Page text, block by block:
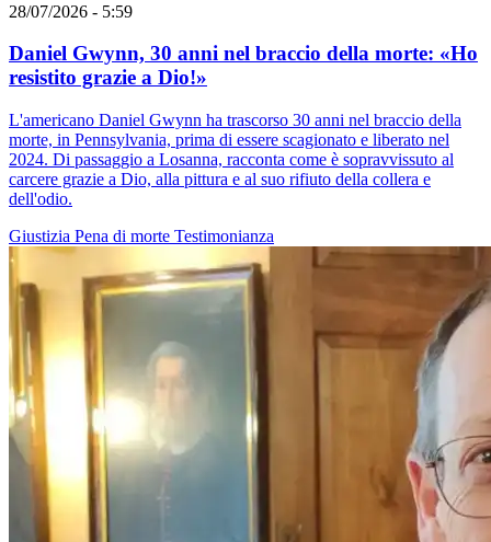
28/07/2026 - 5:59
Daniel Gwynn, 30 anni nel braccio della morte: «Ho
resistito grazie a Dio!»
L'americano Daniel Gwynn ha trascorso 30 anni nel braccio della
morte, in Pennsylvania, prima di essere scagionato e liberato nel
2024. Di passaggio a Losanna, racconta come è sopravvissuto al
carcere grazie a Dio, alla pittura e al suo rifiuto della collera e
dell'odio.
Giustizia Pena di morte Testimonianza